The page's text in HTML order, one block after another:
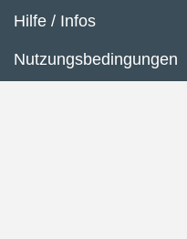
Hilfe / Infos
Nutzungsbedingungen